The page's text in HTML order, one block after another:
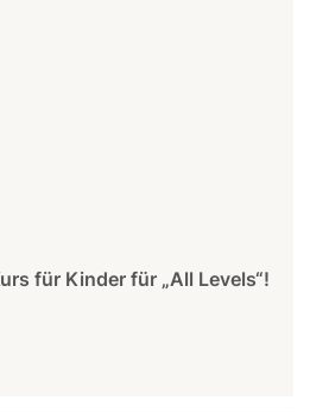
für Kinder für „All Levels“!